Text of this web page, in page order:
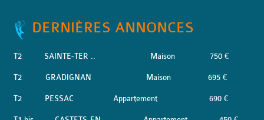
DERNIÈRES ANNONCES
T2 SAINTE-TER .. Maison 750 €
T2 GRADIGNAN Maison 695 €
T2 PESSAC Appartement 690 €